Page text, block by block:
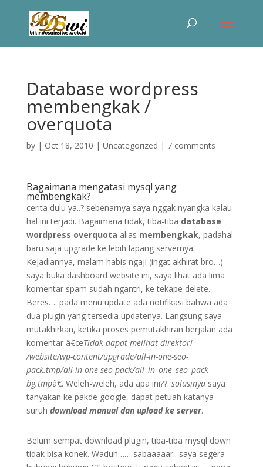
Database wordpress
membengkak /
overquota
by | Oct 18, 2010 | Uncategorized | 7 comments
Bagaimana mengatasi mysql yang
membengkak?
cerita dulu ya..? sebenarnya saya nggak nyangka kalau
hal ini terjadi. Bagaimana tidak, tiba-tiba database
wordpress overquota alias membengkak, padahal
baru saja upgrade ke lebih lapang servernya.
Kejadiannya, malam habis ngaji (ingat akhirat bro…)
saya buka dashboard website ini, saya lihat ada lima
komentar spam sudah ngantri, ke tekape delete.
Beres…. pada menu update ada notifikasi bahwa ada
dua plugin yang tersedia updatenya. Langsung saya
mutakhirkan, ketika proses pemutakhiran berjalan ada
komentar â€œTidak dapat meilhat direktori
/website/wp-content/upgrade/all-in-one-seo-
pack.tmp/all-in-one-seo-pack/all_in_one_seo_pack-
bg.tmpâ€. Weleh-weleh, ada apa ini??. solusinya saya
tanyakan ke pakde google, dapat petuah katanya
suruh download manual dan upload ke server.
Belum sempat download plugin, tiba-tiba mysql down
tidak bisa konek. Waduh…… sabaaaaar.. saya segera